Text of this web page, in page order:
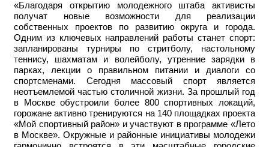
«Благодаря открытию молодежного штаба активисты
получат новые возможности для реализации
собственных проектов по развитию округа и города.
Одним из ключевых направлений работы станет спорт:
запланированы турниры по стритболу, настольному
теннису, шахматам и волейболу, утренние зарядки в
парках, лекции о правильном питании и диалоги со
спортсменами. Сегодня массовый спорт является
неотъемлемой частью столичной жизни. За прошлый год
в Москве обустроили более 800 спортивных локаций,
горожане активно тренируются на 140 площадках проекта
«Мой спортивный район» и участвуют в программе «Лето
в Москве». Окружные и районные инициативы молодежи